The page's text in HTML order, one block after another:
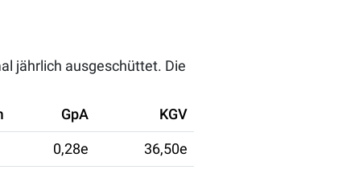
jährlich ausgeschüttet. Die
GpA KGV
0,28e 36,50e